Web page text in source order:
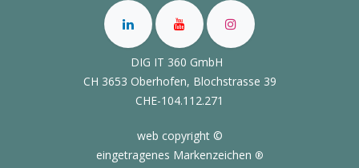
DIG IT 360 GmbH
CH 3653 Oberhofen, Blochstrasse 39
CHE-104.112.271
web copyright ©
eingetragenes Markenzeichen ®